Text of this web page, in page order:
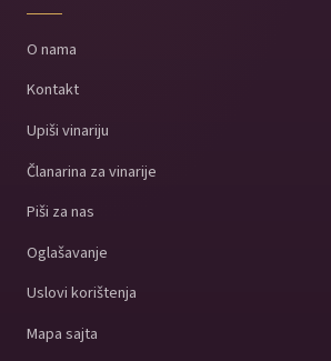
O nama
Kontakt
Upiši vinariju
Članarina za vinarije
Piši za nas
Oglašavanje
Uslovi korištenja
Mapa sajta